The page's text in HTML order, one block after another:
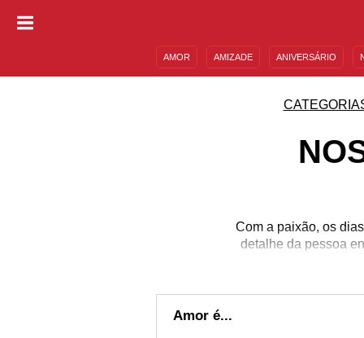
AMOR AMIZADE ANIVERSÁRIO
Com a paixão, os
detalhe da pessoa
Amor é...